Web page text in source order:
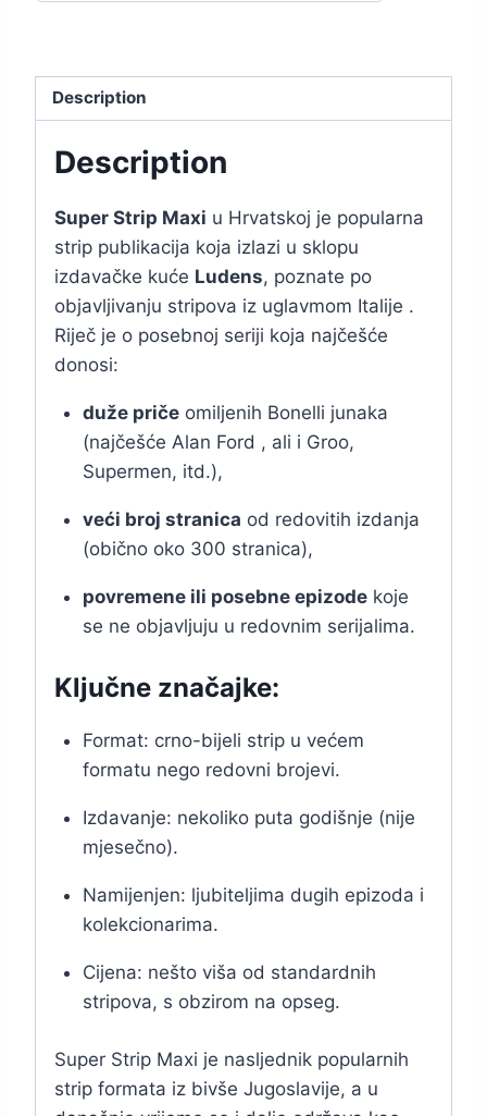
Description
Description
Super Strip Maxi u Hrvatskoj je popularna
strip publikacija koja izlazi u sklopu
izdavačke kuće Ludens, poznate po
objavljivanju stripova iz uglavmom Italije .
Riječ je o posebnoj seriji koja najčešće
donosi:
duže pričeomiljenih Bonelli junaka
(najčešće Alan Ford , ali i Groo,
Supermen, itd.),
veći broj stranica od redovitih izdanja
(obično oko 300 stranica),
povremene ili posebne epizodekoje
se ne objavljuju u redovnim serijalima.
Ključne značajke:
Format: crno-bijeli strip u većem
formatu nego redovni brojevi.
Izdavanje: nekoliko puta godišnje (nije
mjesečno).
Namijenjen: ljubiteljima dugih epizoda i
kolekcionarima.
Cijena: nešto viša od standardnih
stripova, s obzirom na opseg.
Super Strip Maxi je nasljednik popularnih
strip formata iz bivše Jugoslavije, a u